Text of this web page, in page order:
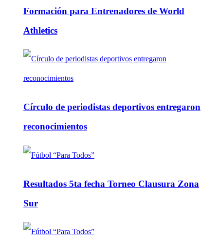
Formación para Entrenadores de World
Athletics
Círculo de periodistas deportivos entregaron
reconocimientos
Resultados 5ta fecha Torneo Clausura Zona
Sur